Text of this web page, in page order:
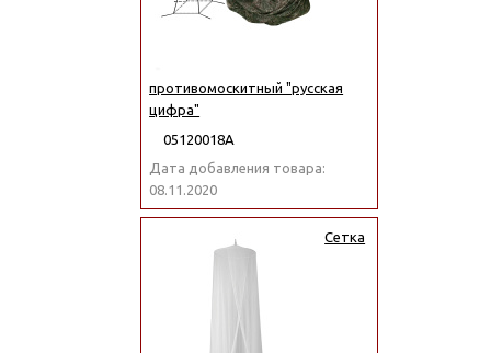
противомоскитный "русская
цифра"
05120018А
Дата добавления товара:
08.11.2020
Сетка